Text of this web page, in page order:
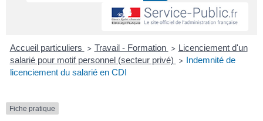
Accueil particuliers > Travail - Formation > Licenciement d'un
salarié pour motif personnel (secteur privé)
> Indemnité de
licenciement du salarié en CDI
Fiche pratique